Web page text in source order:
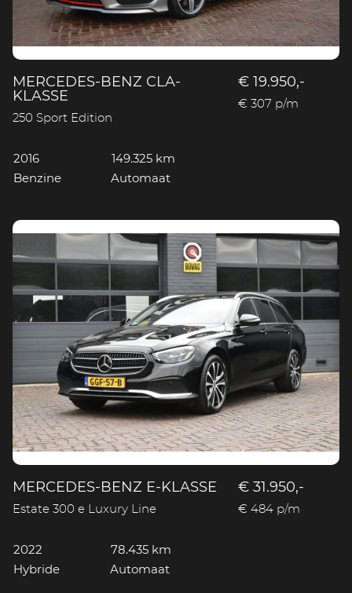
MERCEDES-BENZ CLA-
KLASSE
250 Sport Edition
€ 19.950,-
€ 307 p/m
2016
149.325 km
Benzine
Automaat
MERCEDES-BENZ E-KLASSE
Estate 300 e Luxury Line
€ 31.950,-
€ 484 p/m
2022
78.435 km
Hybride
Automaat